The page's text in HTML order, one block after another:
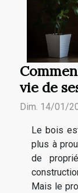
vie de
Dim. 14/01/
Le bois
plus à
de
Mais le